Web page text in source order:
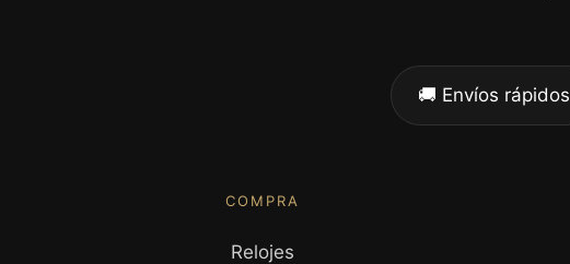
🚚 Envíos rápidos
COMPRA
Relojes